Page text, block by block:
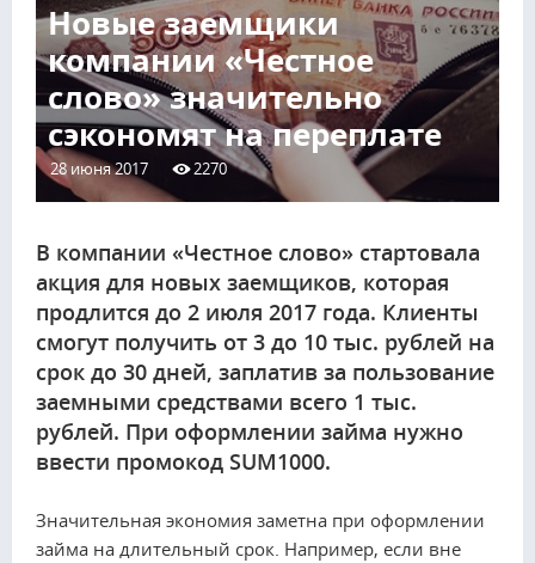
Новые заемщики
компании «Честное
слово» значительно
сэкономят на переплате
28 июня 2017 2270
В компании «Честное слово» стартовала
акция для новых заемщиков, которая
продлится до 2 июля 2017 года. Клиенты
смогут получить от 3 до 10 тыс. рублей на
срок до 30 дней, заплатив за пользование
заемными средствами всего 1 тыс.
рублей. При оформлении займа нужно
ввести промокод SUM1000.
Значительная экономия заметна при оформлении
займа на длительный срок. Например, если вне